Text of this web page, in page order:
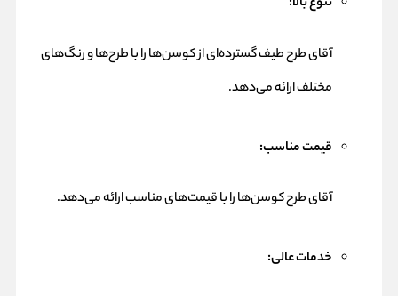
آقای طرح طیف گسترده‌ای از کوسن‌ها را با طرح‌ها و رنگ‌های
مختلف ارائه می‌دهد.
قیمت مناسب:
آقای طرح کوسن‌ها را با قیمت‌های مناسب ارائه می‌دهد.
خدمات عالی: